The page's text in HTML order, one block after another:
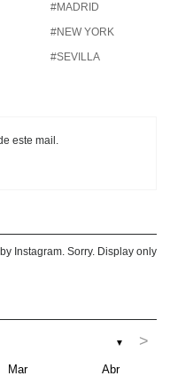
#MADRID
#NEW YORK
#SEVILLA
este mail.
Instagram. Sorry. Display only
▼ >
Mar Abr